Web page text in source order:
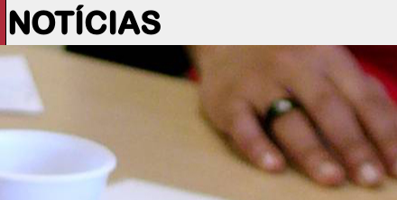
NOTÍCIAS